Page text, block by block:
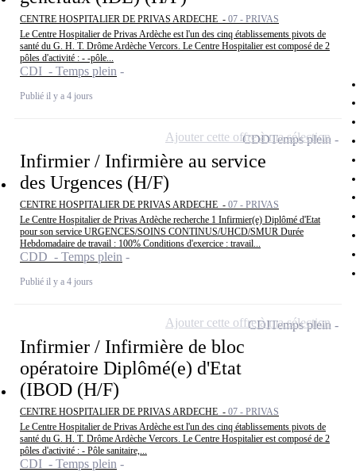
CENTRE HOSPITALIER DE PRIVAS ARDECHE - 07 - PRIVAS
Le Centre Hospitalier de Privas Ardèche est l'un des cinq établissements pivots de
santé du G. H. T. Drôme Ardèche Vercors. Le Centre Hospitalier est composé de 2
pôles d'activité : - -pôle...
CDI - Temps plein
Publié il y a 4 jours
Infirmier / Infirmière au service
des Urgences (H/F)
CENTRE HOSPITALIER DE PRIVAS ARDECHE - 07 - PRIVAS
Le Centre Hospitalier de Privas Ardèche recherche 1 Infirmier(e) Diplômé d'Etat
pour son service URGENCES/SOINS CONTINUS/UHCD/SMUR Durée
Hebdomadaire de travail : 100% Conditions d'exercice : travail...
CDD - Temps plein
Publié il y a 4 jours
CDDTemps plein
Ajouter cette offre à ma sélection
Infirmier / Infirmière de bloc
opératoire Diplômé(e) d'Etat
(IBOD (H/F)
CENTRE HOSPITALIER DE PRIVAS ARDECHE - 07 - PRIVAS
Le Centre Hospitalier de Privas Ardèche est l'un des cinq établissements pivots de
santé du G. H. T. Drôme Ardèche Vercors. Le Centre Hospitalier est composé de 2
pôles d'activité : - Pôle sanitaire,...
CDI - Temps plein
CDITemps plein
Ajouter cette offre à ma sélection